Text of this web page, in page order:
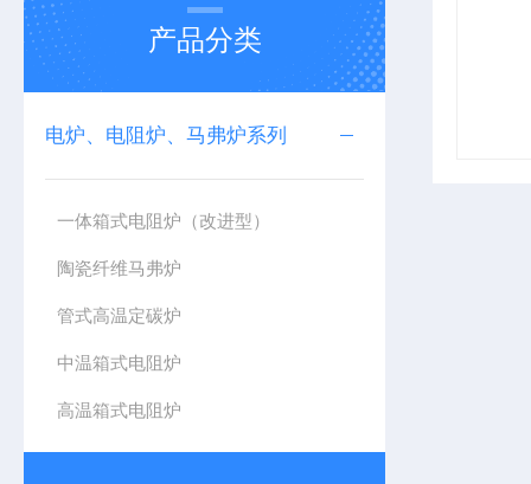
产品分类
电炉、电阻炉、马弗炉系列
一体箱式电阻炉（改进型）
陶瓷纤维马弗炉
管式高温定碳炉
中温箱式电阻炉
高温箱式电阻炉